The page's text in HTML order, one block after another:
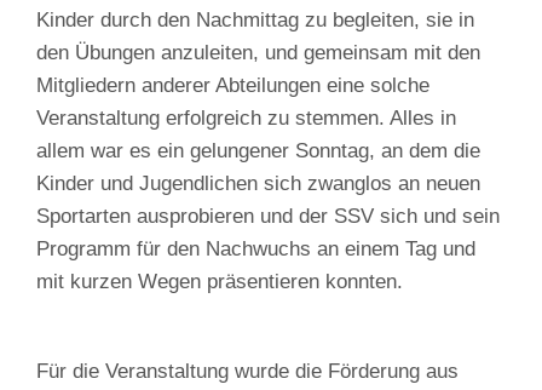
Kinder durch den Nachmittag zu begleiten, sie in
den Übungen anzuleiten, und gemeinsam mit den
Mitgliedern anderer Abteilungen eine solche
Veranstaltung erfolgreich zu stemmen. Alles in
allem war es ein gelungener Sonntag, an dem die
Kinder und Jugendlichen sich zwanglos an neuen
Sportarten ausprobieren und der SSV sich und sein
Programm für den Nachwuchs an einem Tag und
mit kurzen Wegen präsentieren konnten.
Für die Veranstaltung wurde die Förderung aus